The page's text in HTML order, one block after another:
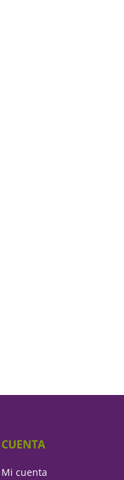
CUENTA
Mi cuenta